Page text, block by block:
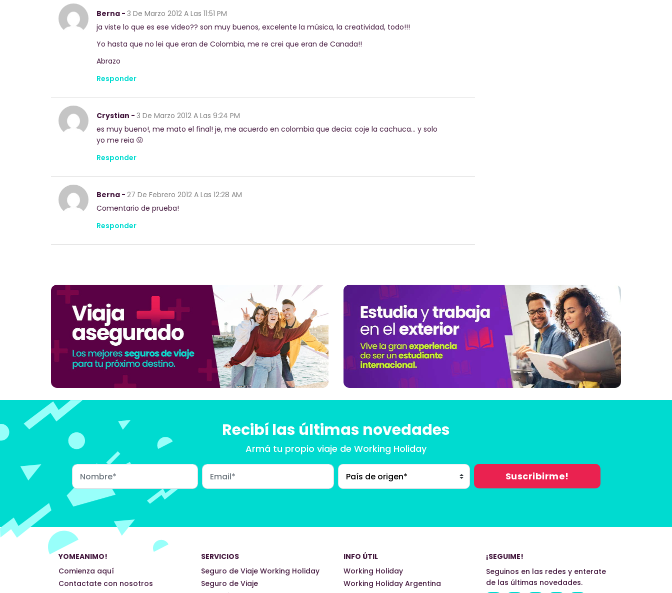
Berna -3 De Marzo 2012 A Las 11:51 PM
ja viste lo que es ese video?? son muy buenos, excelente la música, la creatividad, todo!!!
Yo hasta que no lei que eran de Colombia, me re crei que eran de Canada!!
Abrazo
Responder
Crystian -3 De Marzo 2012 A Las 9:24 PM
es muy bueno!, me mato el final! je, me acuerdo en colombia que decia: coje la cachuca… y solo
yo me reia 😛
Responder
Berna -27 De Febrero 2012 A Las 12:28 AM
Comentario de prueba!
Responder
Recibí las últimas novedades
Armá tu propio viaje de Working Holiday
YOMEANIMO!
Comienza aquí
Contactate con nosotros
SERVICIOS
Seguro de Viaje Working Holiday
Seguro de Viaje
INFO ÚTIL
Working Holiday
Working Holiday Argentina
¡SEGUIME!
Seguinos en las redes y enterate
de las últimas novedades.